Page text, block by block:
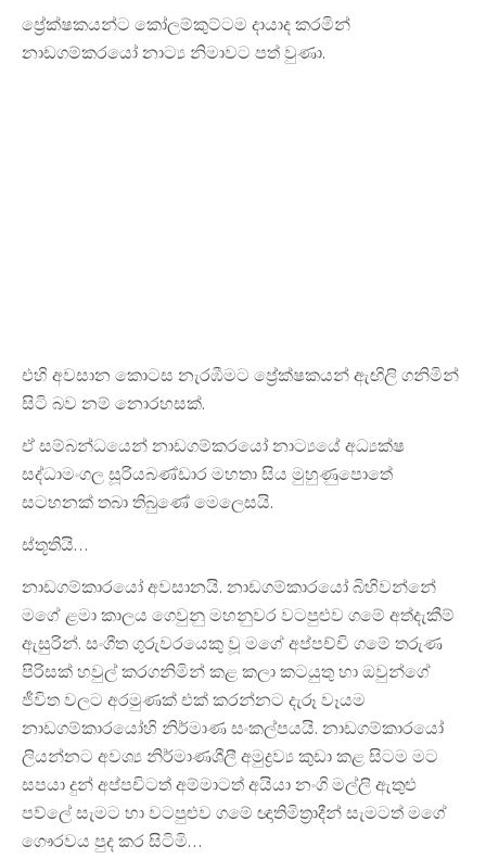
ප්‍රේක්ෂකයන්ට කෝලම්කුට්ටම දායාද කරමින්
නාඩගම්කරයෝ නාට්‍ය නිමාවට පත් වුණා.
එහි අවසාන කොටස නැරඹීමට ප්‍රේක්ෂකයන් ඇඟිලි ගනිමින්
සිටි බව නම් නොරහසක්.
ඒ සම්බන්ධයෙන් නාඩගම්කරයෝ නාට්‍යයේ අධ්‍යක්ෂ
සද්ධාමංගල සූරියබණ්ඩාර මහතා සිය මුහුණුපොතේ
සටහනක් තබා තිබුණේ මෙලෙසයි.
ස්තූතියි…
නාඩගම්කාරයෝ අවසානයි. නාඩගම්කාරයෝ බිහිවන්නේ
මගේ ළමා කාලය ගෙවුනු මහනුවර වටපුළුව ගමේ අත්දැකීම්
ඇසුරින්. සංගීත ගුරුවරයෙකු වූ මගේ අප්පච්චි ගමේ තරුණ
පිරිසක් හවුල් කරගනිමින් කළ කලා කටයුතු හා ඔවුන්ගේ
ජීවිත වලට අරමුණක් එක් කරන්නට දැරූ වෑයම
නාඩගම්කාරයෝහි නිර්මාණ සංකල්පයයි. නාඩගම්කාරයෝ
ලියන්නට අවශ්‍ය නිර්මාණශීලී අමුද්‍රව්‍ය කුඩා කළ සිටම මට
සපයා දුන් අප්පචිටත් අම්මාටත් අයියා නංගි මල්ලි ඇතුළු
පව්ලේ සැමට හා වටපුළුව ගමේ ඥාතිමිත්‍රාදීන් සැමටත් මගේ
ගෞරවය පුද කර සිටිමි…